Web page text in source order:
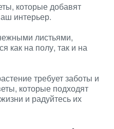
которые добавят
интерьер.
листьями,
как на полу, так и на
требует заботы и
которые подходят
и радуйтесь их